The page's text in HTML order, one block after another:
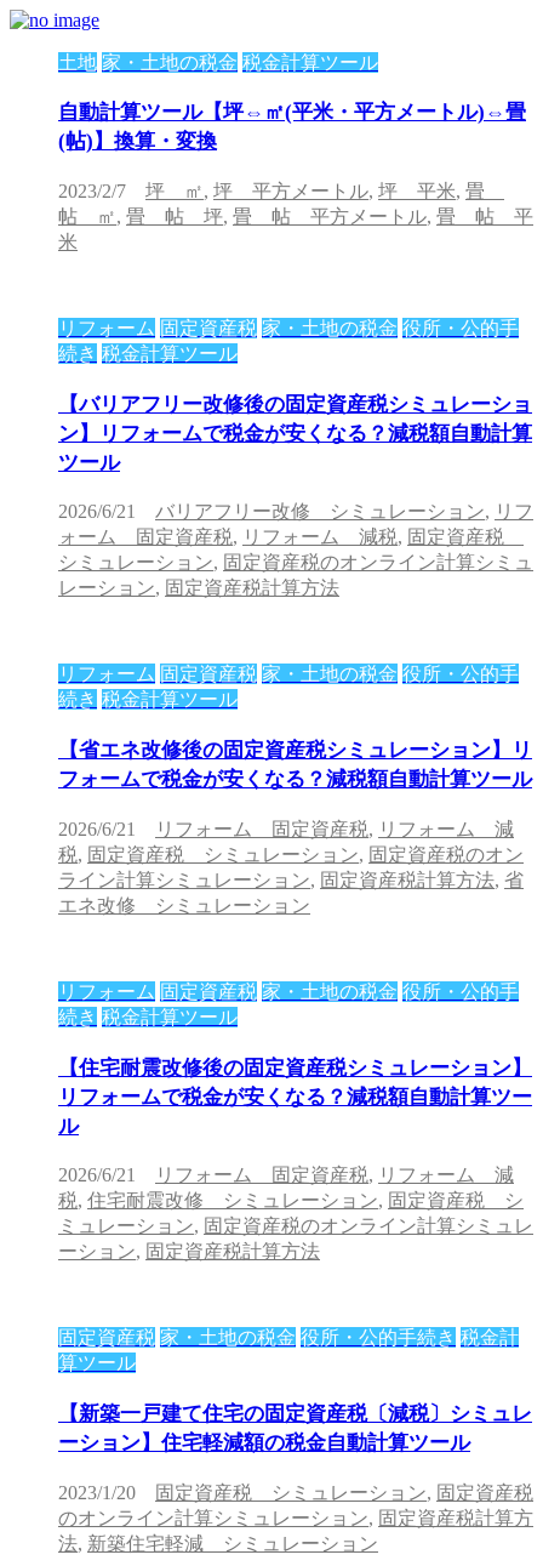
土地 家・土地の税金 税金計算ツール
自動計算ツール【坪⇔㎡(平米・平方メートル)⇔畳
(帖)】換算・変換
2023/2/7 坪 ㎡, 坪 平方メートル, 坪 平米, 畳
帖 ㎡, 畳 帖 坪, 畳 帖 平方メートル, 畳 帖 平
米
リフォーム 固定資産税 家・土地の税金 役所・公的手
続き 税金計算ツール
【バリアフリー改修後の固定資産税シミュレーショ
ン】リフォームで税金が安くなる？減税額自動計算
ツール
2026/6/21 バリアフリー改修 シミュレーション, リフ
ォーム 固定資産税, リフォーム 減税, 固定資産税
シミュレーション, 固定資産税のオンライン計算シミュ
レーション, 固定資産税計算方法
リフォーム 固定資産税 家・土地の税金 役所・公的手
続き 税金計算ツール
【省エネ改修後の固定資産税シミュレーション】リ
フォームで税金が安くなる？減税額自動計算ツール
2026/6/21 リフォーム 固定資産税, リフォーム 減
税, 固定資産税 シミュレーション, 固定資産税のオン
ライン計算シミュレーション, 固定資産税計算方法, 省
エネ改修 シミュレーション
リフォーム 固定資産税 家・土地の税金 役所・公的手
続き 税金計算ツール
【住宅耐震改修後の固定資産税シミュレーション】
リフォームで税金が安くなる？減税額自動計算ツー
ル
2026/6/21 リフォーム 固定資産税, リフォーム 減
税, 住宅耐震改修 シミュレーション, 固定資産税 シ
ミュレーション, 固定資産税のオンライン計算シミュレ
ーション, 固定資産税計算方法
固定資産税 家・土地の税金 役所・公的手続き 税金計
算ツール
【新築一戸建て住宅の固定資産税〔減税〕シミュレ
ーション】住宅軽減額の税金自動計算ツール
2023/1/20 固定資産税 シミュレーション, 固定資産税
のオンライン計算シミュレーション, 固定資産税計算方
法, 新築住宅軽減 シミュレーション